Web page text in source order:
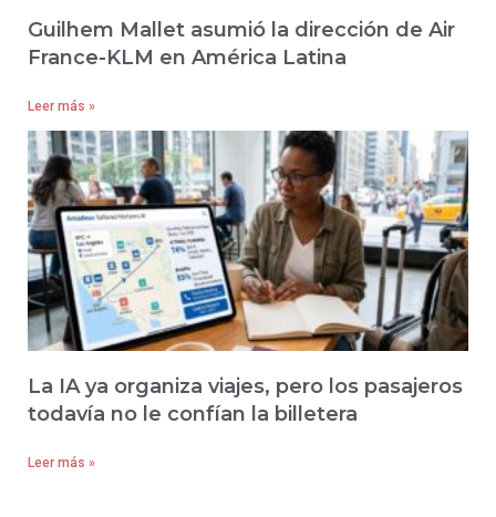
Guilhem Mallet asumió la dirección de Air
France-KLM en América Latina
Leer más »
La IA ya organiza viajes, pero los pasajeros
todavía no le confían la billetera
Leer más »